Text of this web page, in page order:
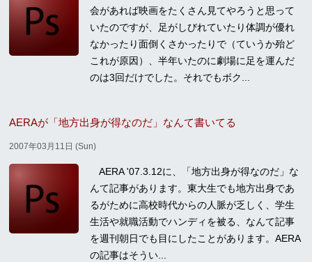
会があれば映画をたくさん見てやろうと思って
いたのですが、足がしびれていたり体調が優れ
なかったり面倒くさかったりで（ていうか殆ど
これが原因）、半年いたのに劇場に足を運んだ
のは3回だけでした。それでもボク...
AERAが「地方出身が得なのだ」なんて書いてる
2007年03月11日 (Sun)
AERA '07.3.12に、「地方出身が得なのだ」な
んて記事があります。東大生でも地方出身であ
るがために高校時代からの人脈が乏しく、学生
生活や就職活動でハンディを被る、なんて記事
を週刊朝日でも目にしたことがあります。AERA
の記事はそうい...